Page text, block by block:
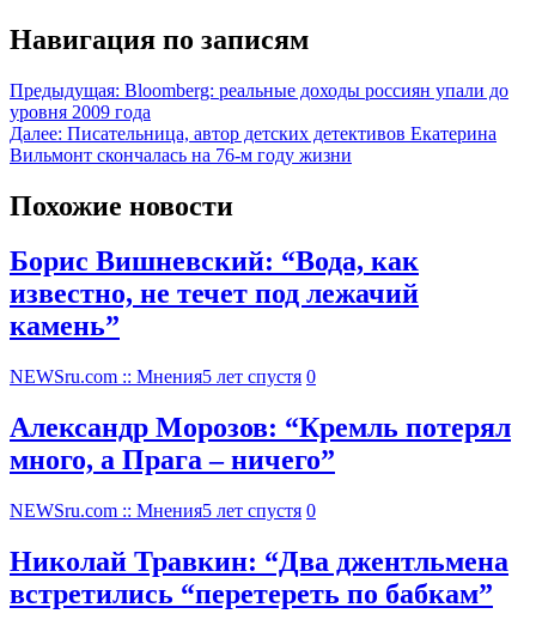
Навигация по записям
Предыдущая: Bloomberg: реальные доходы россиян упали до
уровня 2009 года
Далее: Писательница, автор детских детективов Екатерина
Вильмонт скончалась на 76-м году жизни
Похожие новости
Борис Вишневский: “Вода, как
известно, не течет под лежачий
камень”
NEWSru.com :: Мнения5 лет спустя 0
Александр Морозов: “Кремль потерял
много, а Прага – ничего”
NEWSru.com :: Мнения5 лет спустя 0
Николай Травкин: “Два джентльмена
встретились “перетереть по бабкам”